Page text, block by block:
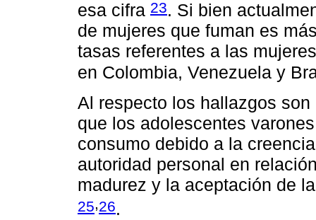
esa cifra 23. Si bien
de mujeres que fuman es
tasas referentes a las
en Colombia, Venezuela y
Al respecto los hallazgos
que los adolescentes
consumo debido a la
autoridad personal en
madurez y la aceptación de
25,26.